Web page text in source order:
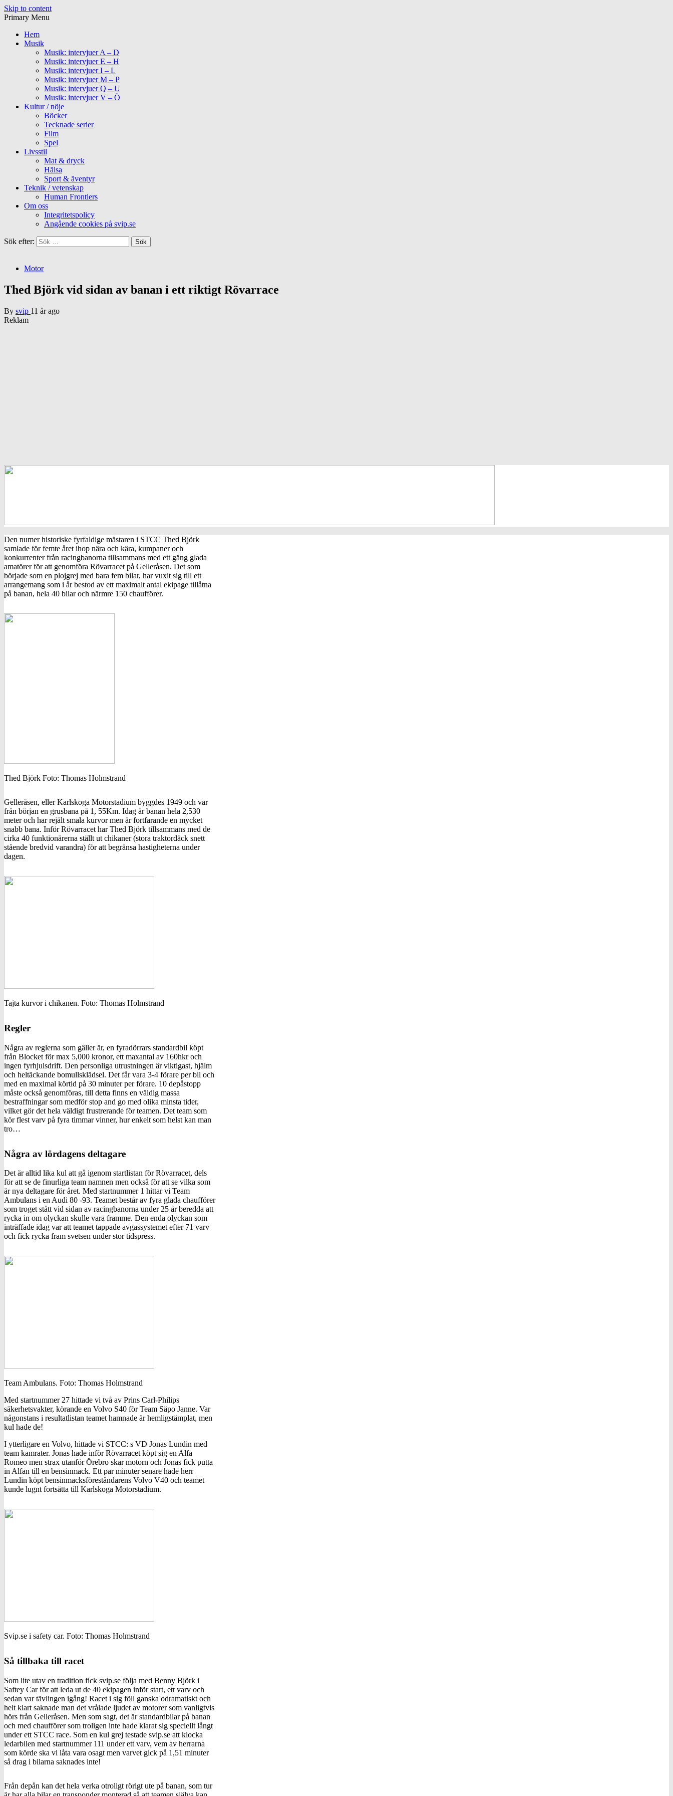
Skip to content
Primary Menu
Hem
Musik
Musik: intervjuer A – D
Musik: intervjuer E – H
Musik: intervjuer I – L
Musik: intervjuer M – P
Musik: intervjuer Q – U
Musik: intervjuer V – Ö
Kultur / nöje
Böcker
Tecknade serier
Film
Spel
Livsstil
Mat & dryck
Hälsa
Sport & äventyr
Teknik / vetenskap
Human Frontiers
Om oss
Integritetspolicy
Angående cookies på svip.se
Sök efter:
Motor
Thed Björk vid sidan av banan i ett riktigt Rövarrace
By svip 11 år ago
Reklam
Den numer historiske fyrfaldige mästaren i STCC Thed Björk
samlade för femte året ihop nära och kära, kumpaner och
konkurrenter från racingbanorna tillsammans med ett gäng glada
amatörer för att genomföra Rövarracet på Gelleråsen. Det som
började som en plojgrej med bara fem bilar, har vuxit sig till ett
arrangemang som i år bestod av ett maximalt antal ekipage tillåtna
på banan, hela 40 bilar och närmre 150 chaufförer.
Thed Björk Foto: Thomas Holmstrand
Gelleråsen, eller Karlskoga Motorstadium byggdes 1949 och var
från början en grusbana på 1, 55Km. Idag är banan hela 2,530
meter och har rejält smala kurvor men är fortfarande en mycket
snabb bana. Inför Rövarracet har Thed Björk tillsammans med de
cirka 40 funktionärerna ställt ut chikaner (stora traktordäck snett
stående bredvid varandra) för att begränsa hastigheterna under
dagen.
Tajta kurvor i chikanen. Foto: Thomas Holmstrand
Regler
Några av reglerna som gäller är, en fyradörrars standardbil köpt
från Blocket för max 5,000 kronor, ett maxantal av 160hkr och
ingen fyrhjulsdrift. Den personliga utrustningen är viktigast, hjälm
och heltäckande bomullsklädsel. Det får vara 3-4 förare per bil och
med en maximal körtid på 30 minuter per förare. 10 depåstopp
måste också genomföras, till detta finns en väldig massa
bestraffningar som medför stop and go med olika minsta tider,
vilket gör det hela väldigt frustrerande för teamen. Det team som
kör flest varv på fyra timmar vinner, hur enkelt som helst kan man
tro…
Några av lördagens deltagare
Det är alltid lika kul att gå igenom startlistan för Rövarracet, dels
för att se de finurliga team namnen men också för att se vilka som
är nya deltagare för året. Med startnummer 1 hittar vi Team
Ambulans i en Audi 80 -93. Teamet består av fyra glada chaufförer
som troget stått vid sidan av racingbanorna under 25 år beredda att
rycka in om olyckan skulle vara framme. Den enda olyckan som
inträffade idag var att teamet tappade avgassystemet efter 71 varv
och fick rycka fram svetsen under stor tidspress.
Team Ambulans. Foto: Thomas Holmstrand
Med startnummer 27 hittade vi två av Prins Carl-Philips
säkerhetsvakter, körande en Volvo S40 för Team Säpo Janne. Var
någonstans i resultatlistan teamet hamnade är hemligstämplat, men
kul hade de!
I ytterligare en Volvo, hittade vi STCC: s VD Jonas Lundin med
team kamrater. Jonas hade inför Rövarracet köpt sig en Alfa
Romeo men strax utanför Örebro skar motorn och Jonas fick putta
in Alfan till en bensinmack. Ett par minuter senare hade herr
Lundin köpt bensinmacksföreståndarens Volvo V40 och teamet
kunde lugnt fortsätta till Karlskoga Motorstadium.
Svip.se i safety car. Foto: Thomas Holmstrand
Så tillbaka till racet
Som lite utav en tradition fick svip.se följa med Benny Björk i
Saftey Car för att leda ut de 40 ekipagen inför start, ett varv och
sedan var tävlingen igång! Racet i sig föll ganska odramatiskt och
helt klart saknade man det vrålade ljudet av motorer som vanligtvis
hörs från Gelleråsen. Men som sagt, det är standardbilar på banan
och med chaufförer som troligen inte hade klarat sig speciellt långt
under ett STCC race. Som en kul grej testade svip.se att klocka
ledarbilen med startnummer 111 under ett varv, vem av herrarna
som körde ska vi låta vara osagt men varvet gick på 1,51 minuter
så drag i bilarna saknades inte!
Från depån kan det hela verka otroligt rörigt ute på banan, som tur